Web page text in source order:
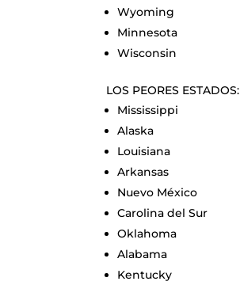
Wyoming
Minnesota
Wisconsin
LOS PEORES ESTADOS:
Mississippi
Alaska
Louisiana
Arkansas
Nuevo México
Carolina del Sur
Oklahoma
Alabama
Kentucky